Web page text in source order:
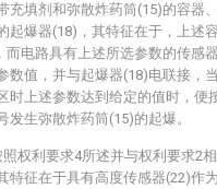
充填剂和弥散炸药筒(15)的容器
起爆器(18)，其特征在于，上述
而电路具有上述所选参数的传感
数值，并与起爆器(18)电联接，
时上述参数达到给定的值时，便
发生弥散炸药筒(15)的起爆。
照权利要求4所述并与权利要求2
特征在于具有高度传感器(22)作